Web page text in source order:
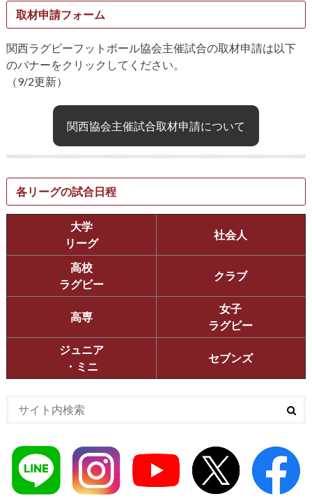
取材申請フォーム
関西ラグビーフットボール協会主催試合の取材申請は以下
のバナーをクリックしてください。
（9/2更新）
関西協会主催試合取材申請について
各リーグの試合日程
大学
リーグ
社会人
高校
ラグビー
クラブ
高専
女子
ラグビー
ジュニア
・ミニ
セブンズ